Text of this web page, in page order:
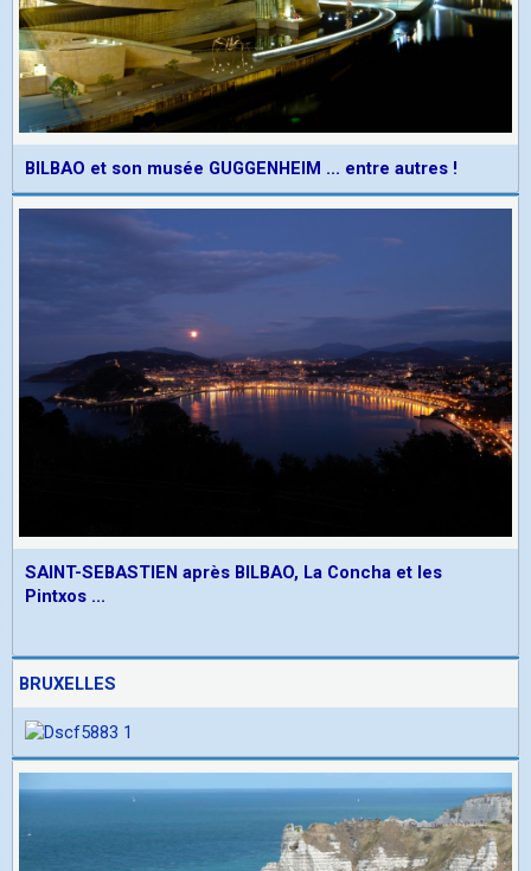
BILBAO et son musée GUGGENHEIM ... entre autres !
SAINT-SEBASTIEN après BILBAO, La Concha et les
Pintxos ...
BRUXELLES